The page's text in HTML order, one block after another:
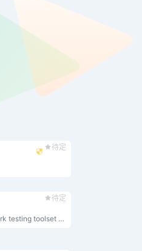
待定
待定
Network Diagnostic Academy is a network testing toolset and a mini-academy